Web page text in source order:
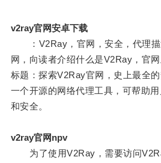
v2ray官网安卓下载
：V2Ray，官网，安全，代理描
网，向读者介绍什么是V2Ray，官
标题：探索V2Ray官网，史上最全
一个开源的网络代理工具，可帮助
和安全。
v2ray官网npv
为了使用V2Ray，需要访问